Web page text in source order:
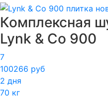
Комплексная
Lynk & Co 900
7
100266 руб
2 дня
70 кг